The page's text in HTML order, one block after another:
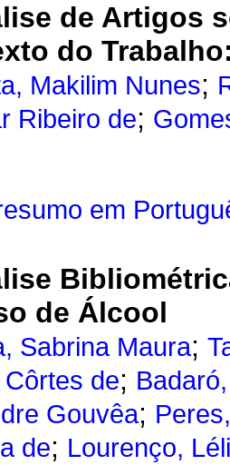
de Artigos
do Trabalho
Makilim Nunes;
Ribeiro de;
em
de Álcool
Sabrina Maura;
de;
Gouvêa;
de; Lourenço,